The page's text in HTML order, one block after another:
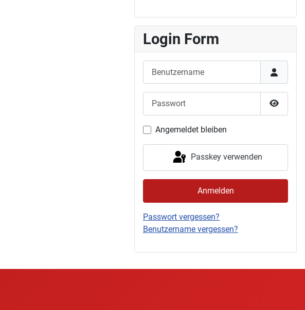
Login Form
Angemeldet bleiben
Passkey verwenden
Anmelden
Passwort vergessen?
Benutzername vergessen?